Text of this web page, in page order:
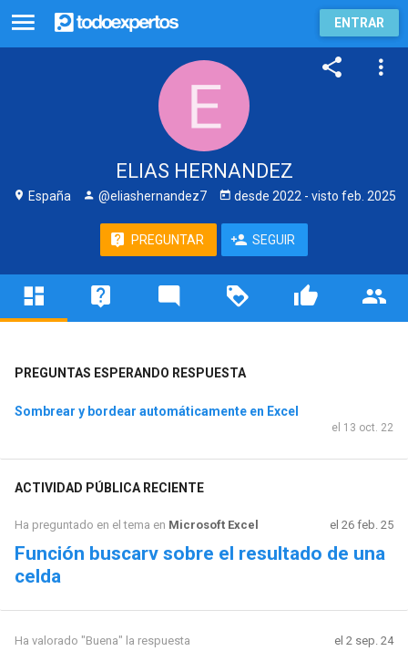
ENTRAR
ELIAS HERNANDEZ
España @eliashernandez7 desde 2022 - visto feb. 2025
PREGUNTAR SEGUIR
PREGUNTAS ESPERANDO RESPUESTA
Sombrear y bordear automáticamente en Excel
el 13 oct. 22
ACTIVIDAD PÚBLICA RECIENTE
Ha preguntado en el tema en Microsoft Excel el 26 feb. 25
Función buscarv sobre el resultado de una
celda
Ha valorado "Buena" la respuesta el 2 sep. 24